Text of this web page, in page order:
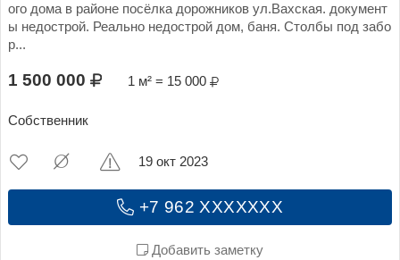
ого дома в районе посёлка дорожников ул.Вахская. документ
ы недострой. Реально недострой дом, баня. Столбы под забо
р...
1 500 000 1 м² = 15 000
Собственник
+7 962 XXXXXXX
Добавить заметку
19 окт 2023